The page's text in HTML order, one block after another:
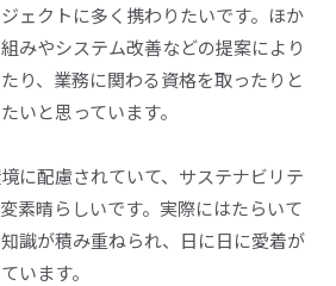
ェクトに多く携わりたいです。ほか
みやシステム改善などの提案により
り、業務に関わる資格を取ったりと
いと思っています。
に配慮されていて、サステナビリテ
素晴らしいです。実際にはたらいて
識が積み重ねられ、日に日に愛着が
います。